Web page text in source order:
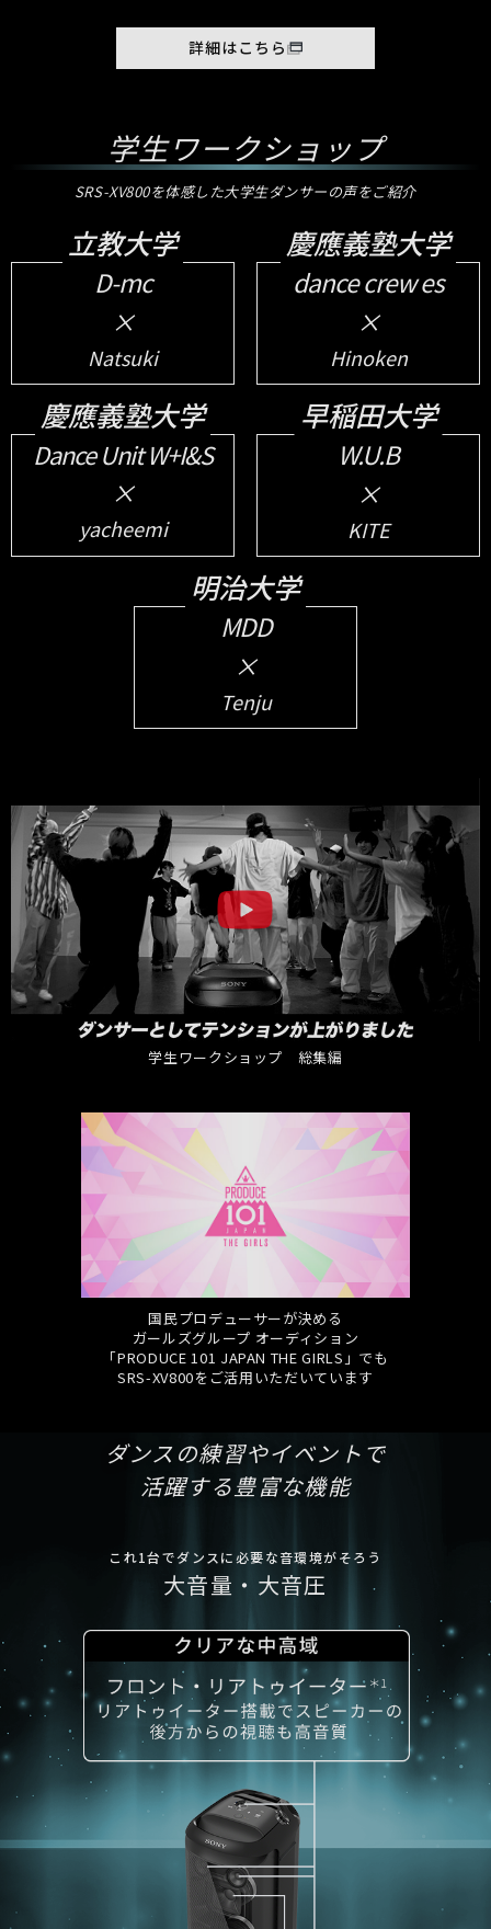
詳細はこちら
学生ワークショップ
SRS-XV800を体感した大学生ダンサーの声をご紹介
立教大学
D-mc
×
Natsuki
慶應義塾大学
dance crew es
×
Hinoken
慶應義塾大学
Dance Unit W+I&S
×
yacheemi
早稲田大学
W.U.B
×
KITE
明治大学
MDD
×
Tenju
学生ワークショップ 総集編
国民プロデューサーが決める
ガールズグループ オーディション
「PRODUCE 101 JAPAN THE GIRLS」でも
SRS-XV800をご活用いただいています
ダンスの練習やイベントで
活躍する豊富な機能
これ1台でダンスに必要な音環境がそろう
大音量・大音圧